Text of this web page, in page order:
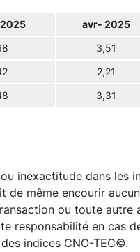
avr- 2025
3,51
2,21
3,31
inexactitude dans les
de même encourir
ou toute autre
responsabilité en cas
indices CNO-TEC©.